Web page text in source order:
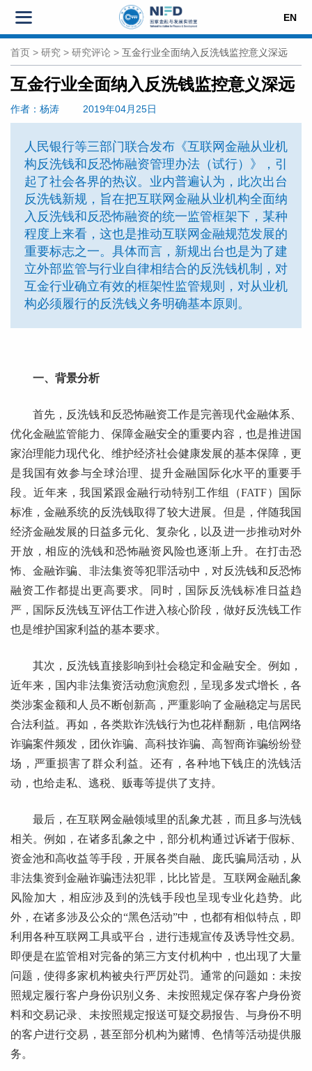
EN
首页 > 研究 > 研究评论 > 互金行业全面纳入反洗钱监控意义深远
互金行业全面纳入反洗钱监控意义深远
作者 ：杨涛 2019年04月25日
人民银行等三部门联合发布《互联网金融从业机
构反洗钱和反恐怖融资管理办法（试行）》，引
起了社会各界的热议。业内普遍认为，此次出台
反洗钱新规，旨在把互联网金融从业机构全面纳
入反洗钱和反恐怖融资的统一监管框架下，某种
程度上来看，这也是推动互联网金融规范发展的
重要标志之一。具体而言，新规出台也是为了建
立外部监管与行业自律相结合的反洗钱机制，对
互金行业确立有效的框架性监管规则，对从业机
构必须履行的反洗钱义务明确基本原则。
一、背景分析
首先，反洗钱和反恐怖融资工作是完善现代金融体系、
优化金融监管能力、保障金融安全的重要内容，也是推进国
家治理能力现代化、维护经济社会健康发展的基本保障，更
是我国有效参与全球治理、提升金融国际化水平的重要手
段。近年来，我国紧跟金融行动特别工作组（FATF）国际
标准，金融系统的反洗钱取得了较大进展。但是，伴随我国
经济金融发展的日益多元化、复杂化，以及进一步推动对外
开放，相应的洗钱和恐怖融资风险也逐渐上升。在打击恐
怖、金融诈骗、非法集资等犯罪活动中，对反洗钱和反恐怖
融资工作都提出更高要求。同时，国际反洗钱标准日益趋
严，国际反洗钱互评估工作进入核心阶段，做好反洗钱工作
也是维护国家利益的基本要求。
其次，反洗钱直接影响到社会稳定和金融安全。例如，
近年来，国内非法集资活动愈演愈烈，呈现多发式增长，各
类涉案金额和人员不断创新高，严重影响了金融稳定与居民
合法利益。再如，各类欺诈洗钱行为也花样翻新，电信网络
诈骗案件频发，团伙诈骗、高科技诈骗、高智商诈骗纷纷登
场，严重损害了群众利益。还有，各种地下钱庄的洗钱活
动，也给走私、逃税、贩毒等提供了支持。
最后，在互联网金融领域里的乱象尤甚，而且多与洗钱
相关。例如，在诸多乱象之中，部分机构通过诉诸于假标、
资金池和高收益等手段，开展各类自融、庞氏骗局活动，从
非法集资到金融诈骗违法犯罪，比比皆是。互联网金融乱象
风险加大，相应涉及到的洗钱手段也呈现专业化趋势。此
外，在诸多涉及公众的“黑色活动”中，也都有相似特点，即
利用各种互联网工具或平台，进行违规宣传及诱导性交易。
即便是在监管相对完备的第三方支付机构中，也出现了大量
问题，使得多家机构被央行严厉处罚。通常的问题如：未按
照规定履行客户身份识别义务、未按照规定保存客户身份资
料和交易记录、未按照规定报送可疑交易报告、与身份不明
的客户进行交易，甚至部分机构为赌博、色情等活动提供服
务。